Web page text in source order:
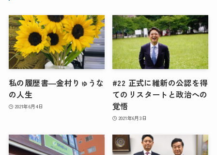
私の履歴書―金村りゅうな
の人生
2021年6月4日
#22 正式に維新の公認を得
てのリスタートと政治への
覚悟
2021年6月3日